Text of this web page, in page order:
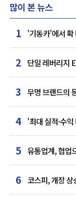
많이 본 뉴스
1 '기동카'에서
카드사 경쟁
2 단일 레버리지
3 무명 브랜드의
4 '최대 실적·수
말년 성장 박차
5 유통업계, 협업
인플루언서와
6 코스피, 개장
美 경계감